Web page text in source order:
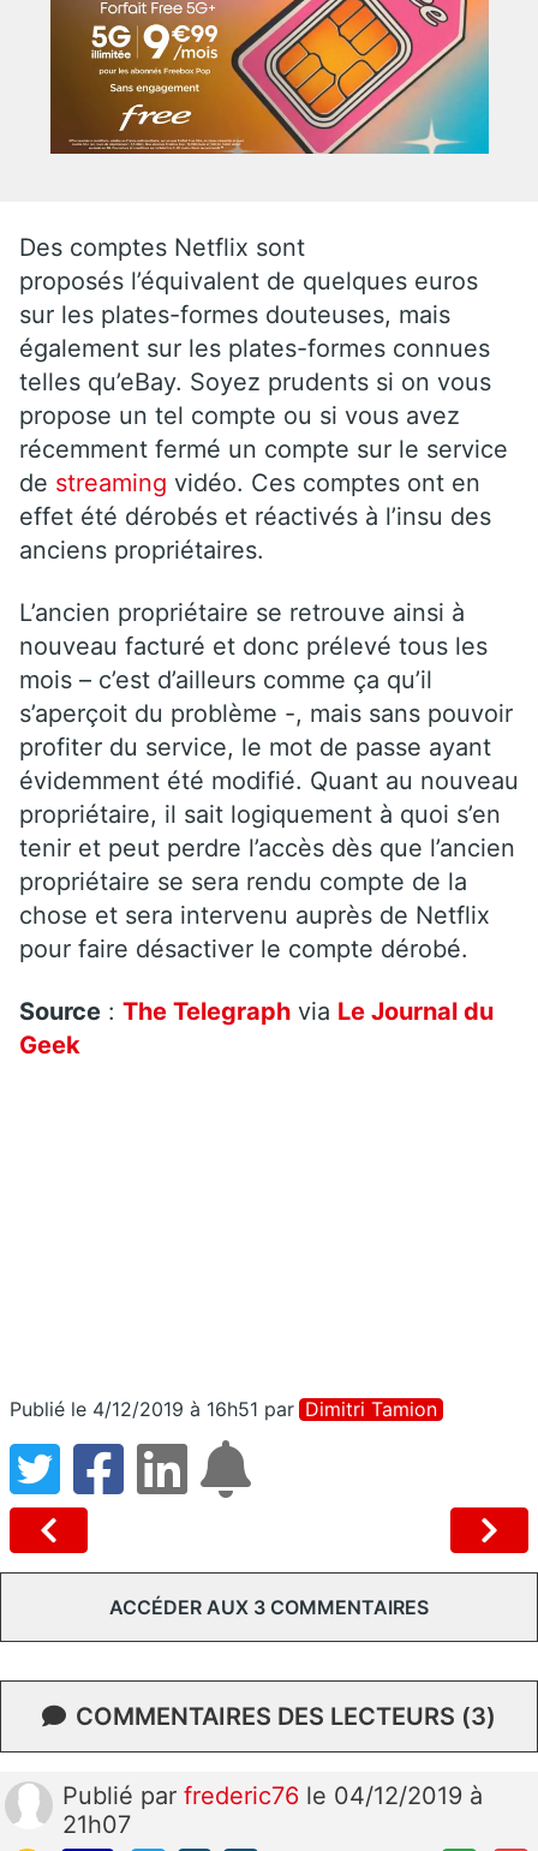
Des comptes Netflix sont
proposés l’équivalent de quelques euros
sur les plates-formes douteuses, mais
également sur les plates-formes connues
telles qu’eBay. Soyez prudents si on vous
propose un tel compte ou si vous avez
récemment fermé un compte sur le service
de streaming vidéo. Ces comptes ont en
effet été dérobés et réactivés à l’insu des
anciens propriétaires.
L’ancien propriétaire se retrouve ainsi à
nouveau facturé et donc prélevé tous les
mois – c’est d’ailleurs comme ça qu’il
s’aperçoit du problème -, mais sans pouvoir
profiter du service, le mot de passe ayant
évidemment été modifié. Quant au nouveau
propriétaire, il sait logiquement à quoi s’en
tenir et peut perdre l’accès dès que l’ancien
propriétaire se sera rendu compte de la
chose et sera intervenu auprès de Netflix
pour faire désactiver le compte dérobé.
Source : The Telegraph via Le Journal du
Geek
Publié le 4/12/2019 à 16h51 par Dimitri Tamion
ACCÉDER AUX 3 COMMENTAIRES
COMMENTAIRES DES LECTEURS (3)
Publié par frederic76 le 04/12/2019 à
21h07